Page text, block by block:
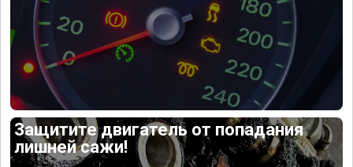
Защитите двигатель от попадания
лишней сажи!